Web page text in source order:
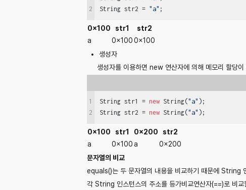
2
String str2 = "a" ;
0x100 str1
str2
a
0x1000x100
생성자
생성자를 이용하면 new 연산자에 의해 메모리 할당
1
2
String str1 = new String("a" );
String str2 = new String("a" );
0x100 str1 0x200
str2
a
0x100a
0x200
문자열의 비교
equals()는 두 문자열의 내용을 비교하기 때문에 String
각 String 인스턴스의 주소를 등가비교연산자(==)로 비교